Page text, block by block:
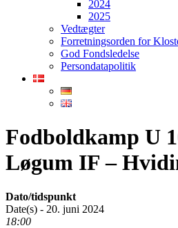
2024
2025
Vedtægter
Forretningsorden for
God Fondsledelse
Persondatapolitik
Fodboldkamp U
Løgum IF –
Dato/tidspunkt
Date(s) - 20. juni 2024
18:00